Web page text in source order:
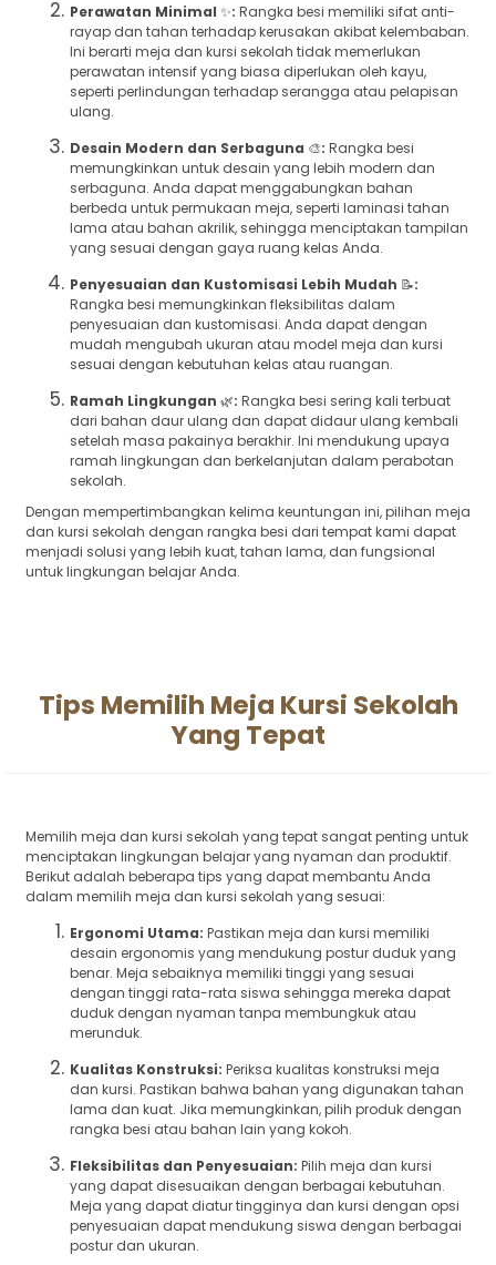
Perawatan Minimal ✨: Rangka besi memiliki sifat anti-
rayap dan tahan terhadap kerusakan akibat kelembaban.
Ini berarti meja dan kursi sekolah tidak memerlukan
perawatan intensif yang biasa diperlukan oleh kayu,
seperti perlindungan terhadap serangga atau pelapisan
ulang.
Desain Modern dan Serbaguna 🎨: Rangka besi
memungkinkan untuk desain yang lebih modern dan
serbaguna. Anda dapat menggabungkan bahan
berbeda untuk permukaan meja, seperti laminasi tahan
lama atau bahan akrilik, sehingga menciptakan tampilan
yang sesuai dengan gaya ruang kelas Anda.
Penyesuaian dan Kustomisasi Lebih Mudah 📝:
Rangka besi memungkinkan fleksibilitas dalam
penyesuaian dan kustomisasi. Anda dapat dengan
mudah mengubah ukuran atau model meja dan kursi
sesuai dengan kebutuhan kelas atau ruangan.
Ramah Lingkungan 🌿: Rangka besi sering kali terbuat
dari bahan daur ulang dan dapat didaur ulang kembali
setelah masa pakainya berakhir. Ini mendukung upaya
ramah lingkungan dan berkelanjutan dalam perabotan
sekolah.
Dengan mempertimbangkan kelima keuntungan ini, pilihan meja
dan kursi sekolah dengan rangka besi dari tempat kami dapat
menjadi solusi yang lebih kuat, tahan lama, dan fungsional
untuk lingkungan belajar Anda.
Tips Memilih Meja Kursi Sekolah
Yang Tepat
Memilih meja dan kursi sekolah yang tepat sangat penting untuk
menciptakan lingkungan belajar yang nyaman dan produktif.
Berikut adalah beberapa tips yang dapat membantu Anda
dalam memilih meja dan kursi sekolah yang sesuai:
Ergonomi Utama: Pastikan meja dan kursi memiliki
desain ergonomis yang mendukung postur duduk yang
benar. Meja sebaiknya memiliki tinggi yang sesuai
dengan tinggi rata-rata siswa sehingga mereka dapat
duduk dengan nyaman tanpa membungkuk atau
merunduk.
Kualitas Konstruksi: Periksa kualitas konstruksi meja
dan kursi. Pastikan bahwa bahan yang digunakan tahan
lama dan kuat. Jika memungkinkan, pilih produk dengan
rangka besi atau bahan lain yang kokoh.
Fleksibilitas dan Penyesuaian: Pilih meja dan kursi
yang dapat disesuaikan dengan berbagai kebutuhan.
Meja yang dapat diatur tingginya dan kursi dengan opsi
penyesuaian dapat mendukung siswa dengan berbagai
postur dan ukuran.